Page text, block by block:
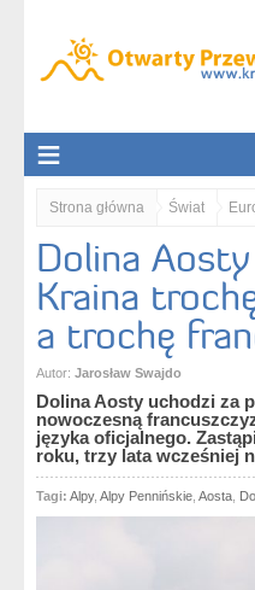
Strona główna Świat
Dolina Aosty / Valle d?Aosta
Dolina Aosty. Kraina trochę
Dolina Aosty
Kraina
a trochę
Autor: Jarosław Swajdo
Dolina Aosty uchodzi za
nowoczesną
języka oficjalnego.
roku, trzy lata wcześniej
Tagi: Alpy, Alpy Pennińskie Aosta